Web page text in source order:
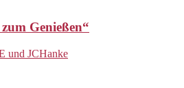
Genießen“